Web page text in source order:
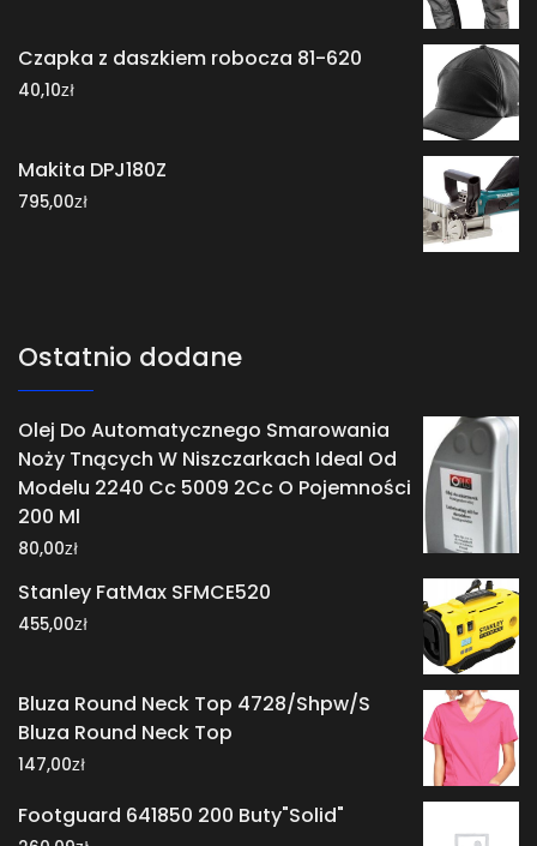
Czapka z daszkiem robocza 81-620
40,10zł
Makita DPJ180Z
795,00zł
Ostatnio dodane
Olej Do Automatycznego Smarowania
Noży Tnących W Niszczarkach Ideal Od
Modelu 2240 Cc 5009 2Cc O Pojemności
200 Ml
80,00zł
Stanley FatMax SFMCE520
455,00zł
Bluza Round Neck Top 4728/Shpw/S
Bluza Round Neck Top
147,00zł
Footguard 641850 200 Buty"Solid"